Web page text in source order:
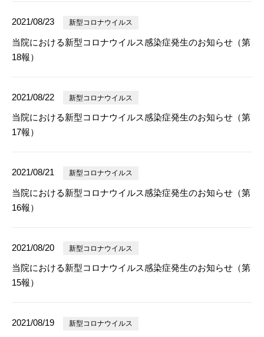
2021/08/23 新型コロナウイルス
当院における新型コロナウイルス感染症発生のお知らせ（第
18報）
2021/08/22 新型コロナウイルス
当院における新型コロナウイルス感染症発生のお知らせ（第
17報）
2021/08/21 新型コロナウイルス
当院における新型コロナウイルス感染症発生のお知らせ（第
16報）
2021/08/20 新型コロナウイルス
当院における新型コロナウイルス感染症発生のお知らせ（第
15報）
2021/08/19 新型コロナウイルス